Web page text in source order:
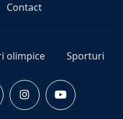
Contact
olimpice Sporturi